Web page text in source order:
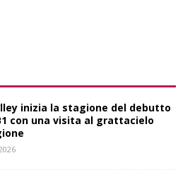
inizia la stagione del debutto
con una visita al grattacielo